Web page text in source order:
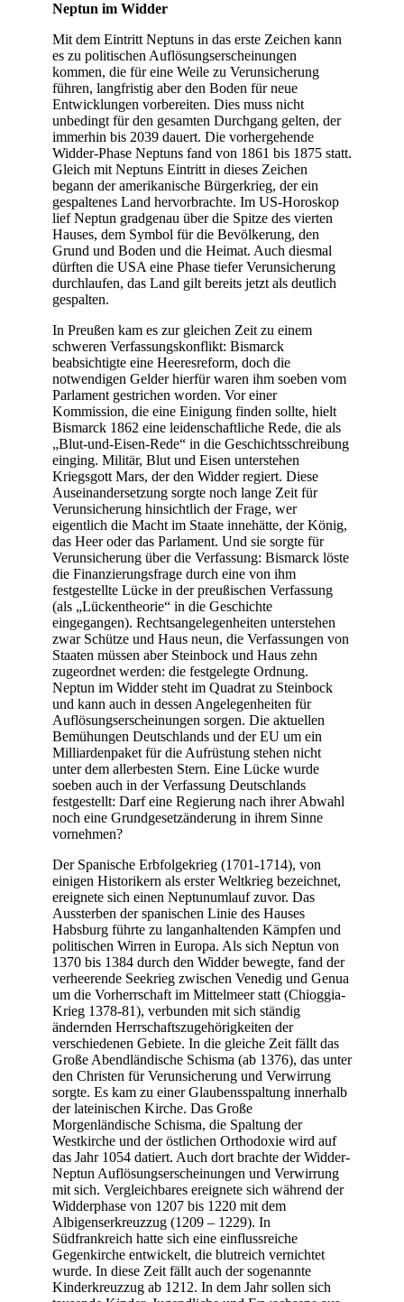
Neptun im Widder
Mit dem Eintritt Neptuns in das erste Zeichen kann
es zu politischen Auflösungserscheinungen
kommen, die für eine Weile zu Verunsicherung
führen, langfristig aber den Boden für neue
Entwicklungen vorbereiten. Dies muss nicht
unbedingt für den gesamten Durchgang gelten, der
immerhin bis 2039 dauert. Die vorhergehende
Widder-Phase Neptuns fand von 1861 bis 1875 statt.
Gleich mit Neptuns Eintritt in dieses Zeichen
begann der amerikanische Bürgerkrieg, der ein
gespaltenes Land hervorbrachte. Im US-Horoskop
lief Neptun gradgenau über die Spitze des vierten
Hauses, dem Symbol für die Bevölkerung, den
Grund und Boden und die Heimat. Auch diesmal
dürften die USA eine Phase tiefer Verunsicherung
durchlaufen, das Land gilt bereits jetzt als deutlich
gespalten.
In Preußen kam es zur gleichen Zeit zu einem
schweren Verfassungskonflikt: Bismarck
beabsichtigte eine Heeresreform, doch die
notwendigen Gelder hierfür waren ihm soeben vom
Parlament gestrichen worden. Vor einer
Kommission, die eine Einigung finden sollte, hielt
Bismarck 1862 eine leidenschaftliche Rede, die als
„Blut-und-Eisen-Rede“ in die Geschichtsschreibung
einging. Militär, Blut und Eisen unterstehen
Kriegsgott Mars, der den Widder regiert. Diese
Auseinandersetzung sorgte noch lange Zeit für
Verunsicherung hinsichtlich der Frage, wer
eigentlich die Macht im Staate innehätte, der König,
das Heer oder das Parlament. Und sie sorgte für
Verunsicherung über die Verfassung: Bismarck löste
die Finanzierungsfrage durch eine von ihm
festgestellte Lücke in der preußischen Verfassung
(als „Lückentheorie“ in die Geschichte
eingegangen). Rechtsangelegenheiten unterstehen
zwar Schütze und Haus neun, die Verfassungen von
Staaten müssen aber Steinbock und Haus zehn
zugeordnet werden: die festgelegte Ordnung.
Neptun im Widder steht im Quadrat zu Steinbock
und kann auch in dessen Angelegenheiten für
Auflösungserscheinungen sorgen. Die aktuellen
Bemühungen Deutschlands und der EU um ein
Milliardenpaket für die Aufrüstung stehen nicht
unter dem allerbesten Stern. Eine Lücke wurde
soeben auch in der Verfassung Deutschlands
festgestellt: Darf eine Regierung nach ihrer Abwahl
noch eine Grundgesetzänderung in ihrem Sinne
vornehmen?
Der Spanische Erbfolgekrieg (1701-1714), von
einigen Historikern als erster Weltkrieg bezeichnet,
ereignete sich einen Neptunumlauf zuvor. Das
Aussterben der spanischen Linie des Hauses
Habsburg führte zu langanhaltenden Kämpfen und
politischen Wirren in Europa. Als sich Neptun von
1370 bis 1384 durch den Widder bewegte, fand der
verheerende Seekrieg zwischen Venedig und Genua
um die Vorherrschaft im Mittelmeer statt (Chioggia-
Krieg 1378-81), verbunden mit sich ständig
ändernden Herrschaftszugehörigkeiten der
verschiedenen Gebiete. In die gleiche Zeit fällt das
Große Abendländische Schisma (ab 1376), das unter
den Christen für Verunsicherung und Verwirrung
sorgte. Es kam zu einer Glaubensspaltung innerhalb
der lateinischen Kirche. Das Große
Morgenländische Schisma, die Spaltung der
Westkirche und der östlichen Orthodoxie wird auf
das Jahr 1054 datiert. Auch dort brachte der Widder-
Neptun Auflösungserscheinungen und Verwirrung
mit sich. Vergleichbares ereignete sich während der
Widderphase von 1207 bis 1220 mit dem
Albigenserkreuzzug (1209 – 1229). In
Südfrankreich hatte sich eine einflussreiche
Gegenkirche entwickelt, die blutreich vernichtet
wurde. In diese Zeit fällt auch der sogenannte
Kinderkreuzzug ab 1212. In dem Jahr sollen sich